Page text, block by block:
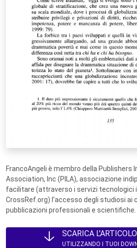
FrancoAngeli è membro della Publishers
Association, Inc (PILA), associazione
facilitare (attraverso i servizi tecnologici
CrossRef.org) l’accesso degli studiosi ai
pubblicazioni professionali e scientifiche.
SCARICA L'ARTICOLO
UTILIZZANDO I TUOI